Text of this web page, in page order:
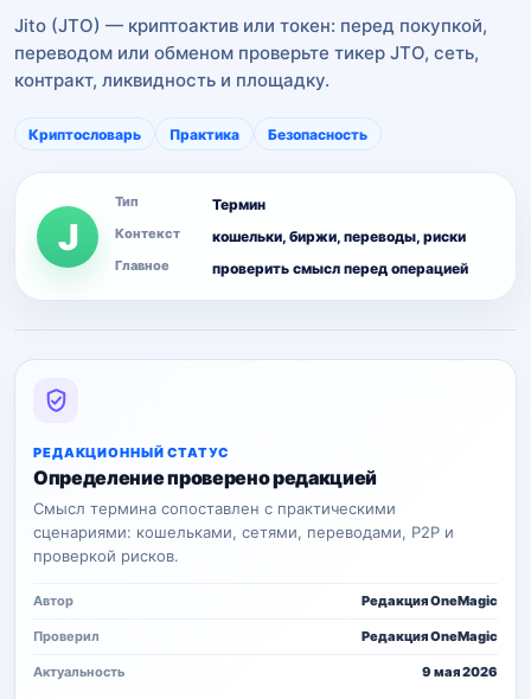
Jito (JTO) — криптоактив или токен: перед покупкой,
переводом или обменом проверьте тикер JTO, сеть,
контракт, ликвидность и площадку.
Криптословарь Практика Безопасность
J
Тип Термин
Контекст кошельки, биржи, переводы, риски
Главное проверить смысл перед операцией
РЕДАКЦИОННЫЙ СТАТУС
Определение проверено редакцией
Смысл термина сопоставлен с практическими
сценариями: кошельками, сетями, переводами, P2P и
проверкой рисков.
Автор Редакция OneMagic
Проверил Редакция OneMagic
Актуальность 9 мая 2026